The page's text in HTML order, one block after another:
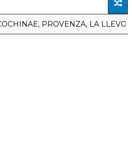
PROVENZA, LA LLEVO AL